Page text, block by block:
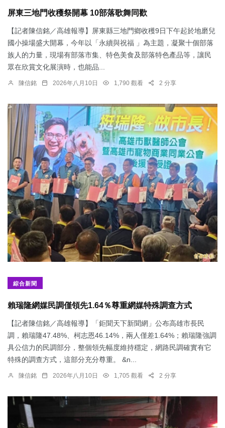
屏東三地門收穫祭開幕 10部落歌舞同歡
【記者陳信銘／高雄報導】屏東縣三地門鄉收穫9日下午起於地磨兒
國小操場盛大開幕，今年以「永續與祝福 」為主題，凝聚十個部落
族人的力量，現場有部落市集、特色美食及部落特色產品等，讓民
眾在欣賞文化展演時，也能品...
陳信銘 2026年八月10日 1,790 觀看 2 分享
綜合新聞
賴瑞隆網媒民調僅領先1.64％尊重網媒特殊調查方式
【記者陳信銘／高雄報導】「鉅聞天下新聞網」公布高雄市長民
調，賴瑞隆47.48%、柯志恩46.14%，兩人僅差1.64%；賴瑞隆強調
具公信力的民調部分，整個領先幅度維持穩定，網路民調確實有它
特殊的調查方式，這部分充分尊重。 &n...
陳信銘 2026年八月10日 1,705 觀看 2 分享